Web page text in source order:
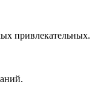
привлекательных.